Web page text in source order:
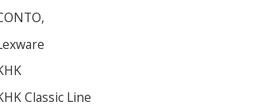
Classic Line